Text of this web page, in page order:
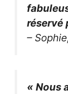
réservé
–
« Nous